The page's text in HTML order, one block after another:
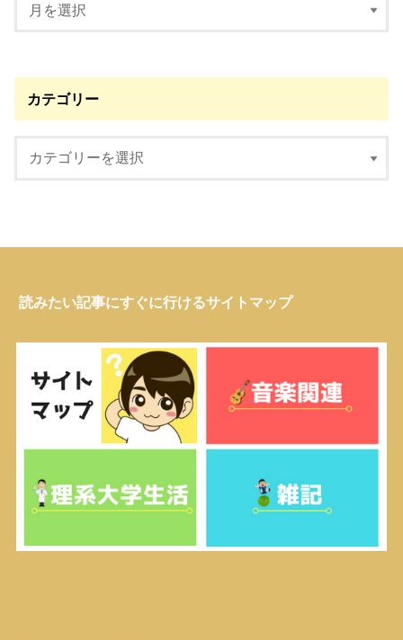
カテゴリー
読みたい記事にすぐに行けるサイトマップ